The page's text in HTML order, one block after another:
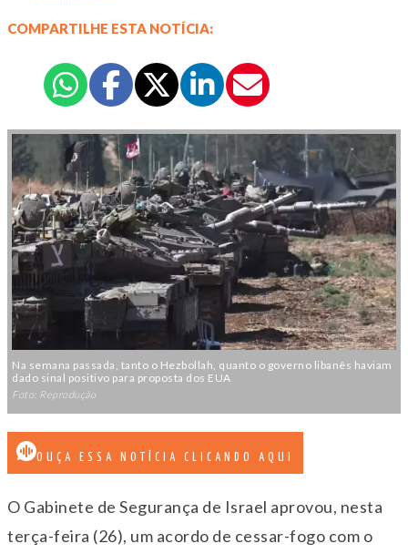
COMPARTILHE ESTA NOTÍCIA:
Na semana passada, tanto o Hezbollah, quanto o governo libanês haviam
dado sinal positivo para proposta dos EUA
Foto: Reprodução
OUÇA ESSA NOTÍCIA CLICANDO AQUI
O Gabinete de Segurança de Israel aprovou, nesta
terça-feira (26), um acordo de cessar-fogo com o